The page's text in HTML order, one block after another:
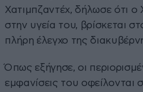
Χατιμπζαντέχ, δήλωσε ότι ο
στην υγεία του, βρίσκεται
πλήρη έλεγχο της
Όπως εξήγησε, οι
εμφανίσεις του οφείλονται